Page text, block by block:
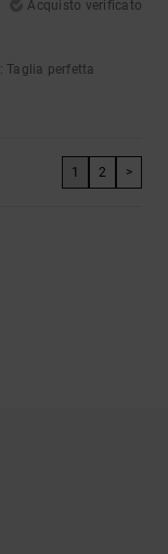
Acquisto verificato
: Taglia perfetta
1 2 >